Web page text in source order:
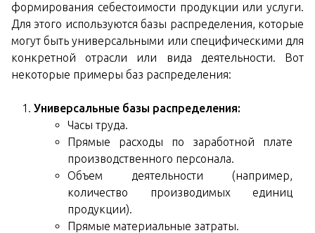
формирования себестоимости продукции или услуги.
Для этого используются базы распределения, которые
могут быть универсальными или специфическими для
конкретной отрасли или вида деятельности. Вот
некоторые примеры баз распределения:
Универсальные базы распределения:
Часы труда.
Прямые расходы по заработной плате
производственного персонала.
Объем деятельности (например,
количество производимых единиц
продукции).
Прямые материальные затраты.